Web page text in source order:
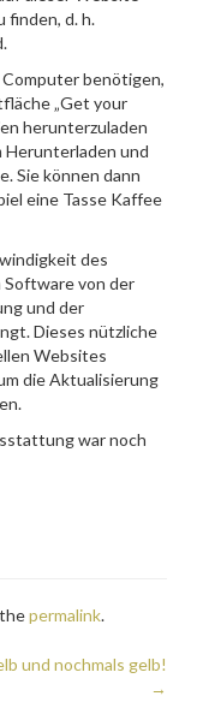
finden, d. h.
benötigen,
„Get your
herunterzuladen
Herunterladen und
Sie können dann
eine Tasse Kaffee
des
von der
und der
Dieses nützliche
Websites
die Aktualisierung
war noch
permalink.
und nochmals gelb!
→